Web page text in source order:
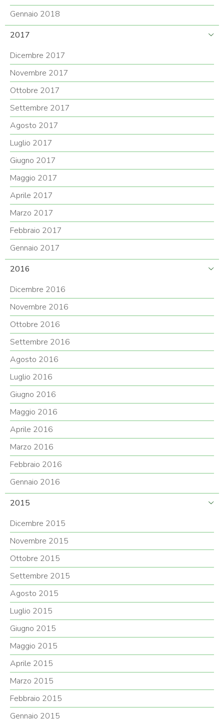
Gennaio 2018
2017
Dicembre 2017
Novembre 2017
Ottobre 2017
Settembre 2017
Agosto 2017
Luglio 2017
Giugno 2017
Maggio 2017
Aprile 2017
Marzo 2017
Febbraio 2017
Gennaio 2017
2016
Dicembre 2016
Novembre 2016
Ottobre 2016
Settembre 2016
Agosto 2016
Luglio 2016
Giugno 2016
Maggio 2016
Aprile 2016
Marzo 2016
Febbraio 2016
Gennaio 2016
2015
Dicembre 2015
Novembre 2015
Ottobre 2015
Settembre 2015
Agosto 2015
Luglio 2015
Giugno 2015
Maggio 2015
Aprile 2015
Marzo 2015
Febbraio 2015
Gennaio 2015